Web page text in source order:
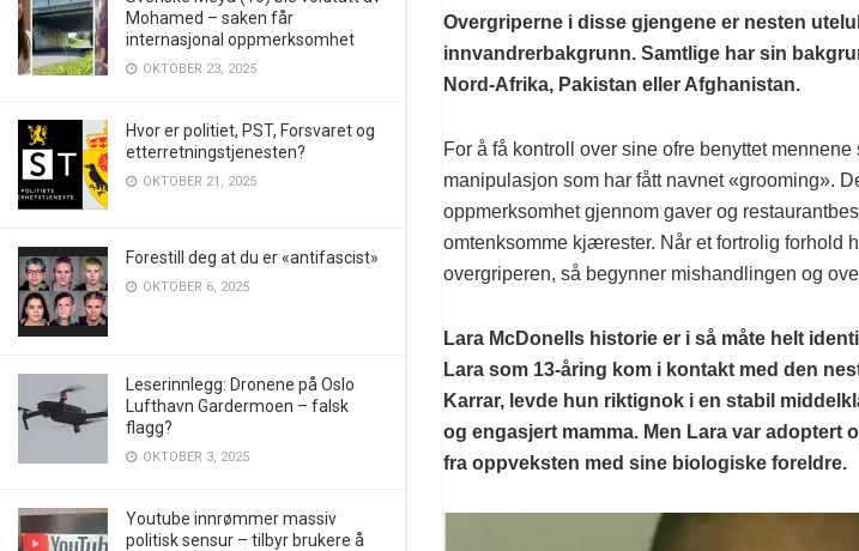
Mohamed – saken får
internasjonal oppmerksomhet
OKTOBER 23, 2025
Hvor er politiet, PST, Forsvaret og
etterretningstjenesten?
OKTOBER 21, 2025
Forestill deg at du er «antifascist»
OKTOBER 6, 2025
Leserinnlegg: Dronene på Oslo
Lufthavn Gardermoen – falsk
flagg?
OKTOBER 3, 2025
Youtube innrømmer massiv
politisk sensur – tilbyr brukere å
Overgriperne i disse gjengene er nesten
innvandrerbakgrunn. Samtlige har sin
Nord-Afrika, Pakistan eller Afghanistan.
For å få kontroll over sine ofre benyttet
manipulasjon som har fått navnet «grooming».
oppmerksomhet gjennom gaver og
omtenksomme kjærester. Når et fortrolig forhold
overgriperen, så begynner mishandlingen og
Lara McDonells historie er i så måte helt
Lara som 13-åring kom i kontakt med den
Karrar, levde hun riktignok i en stabil
og engasjert mamma. Men Lara var adoptert
fra oppveksten med sine biologiske foreldre.